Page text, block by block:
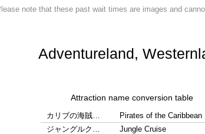
note that these past wait times are images and
Adventureland,
Attraction name conversion table
カリブの海賊…
Pirates of the Caribbean
ジャングルク…
Jungle Cruise